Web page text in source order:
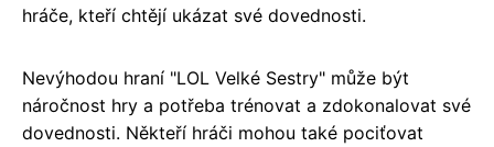
hráče, kteří chtějí ukázat své dovednosti.
Nevýhodou hraní "LOL Velké Sestry" může být
náročnost hry a potřeba trénovat a zdokonalovat své
dovednosti. Někteří hráči mohou také pociťovat